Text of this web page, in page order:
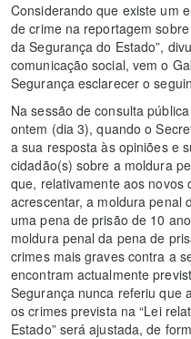
Considerando que existe um
de crime na reportagem
da Segurança do Estado”,
comunicação social, vem o
Segurança esclarecer o
Na sessão de consulta
ontem (dia 3), quando o
a sua resposta às opiniões e
cidadão(s) sobre a moldura
que, relativamente aos novos
acrescentar, a moldura penal
uma pena de prisão de 10
moldura penal da pena de
crimes mais graves contra a
encontram actualmente
Segurança nunca referiu que
os crimes prevista na “Lei
Estado” será ajustada, de